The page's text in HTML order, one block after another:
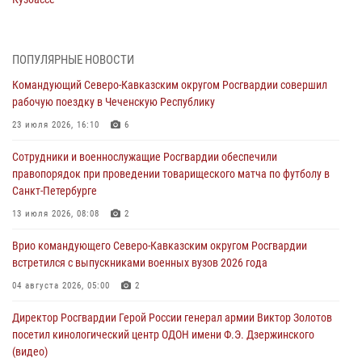
В Кабардино-Балкарии сотрудники Росгвардии провели турнир по
08 августа 2026, 07:00
Военнослужащие Софринской бригады Росгвардии встретились с
дорогой к Победе в СВО» (видео)
08 августа 2026, 07:00
ОМОН «Ойрат» Управления Росгвардии по Республике Калмыкия
08 августа 2026, 07:00
В Москве росгвардейцы оказали помощь медикам и девушке с
08 августа 2026, 06:32 1
ПОПУЛЯРНЫЕ НОВОСТИ
Командующий Северо-Кавказским округом Росгвардии совершил
рабочую поездку в Чеченскую Республику
23 июля 2026, 16:10 6
Сотрудники и военнослужащие Росгвардии обеспечили
правопорядок при проведении товарищеского матча по футболу в
Санкт-Петербурге
13 июля 2026, 08:08 2
Врио командующего Северо-Кавказским округом Росгвардии
встретился с выпускниками военных вузов 2026 года
04 августа 2026, 05:00 2
Директор Росгвардии Герой России генерал армии Виктор Золотов
посетил кинологический центр ОДОН имени Ф.Э. Дзержинского
(видео)